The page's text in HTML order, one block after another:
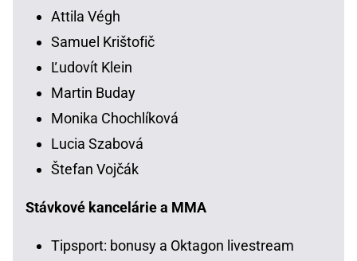
Attila Végh
Samuel Krištofič
Ľudovít Klein
Martin Buday
Monika Chochlíková
Lucia Szabová
Štefan Vojčák
Stávkové kancelárie a MMA
Tipsport: bonusy a Oktagon livestream